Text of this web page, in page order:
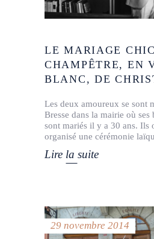
LE MARIAGE
CHAMPÊTRE, EN
BLANC, DE
Les deux amoureux se sont
Bresse dans la mairie où ses
sont mariés il y a 30 ans. Ils
organisé une cérémonie
Lire la suite
29 novembre 2014